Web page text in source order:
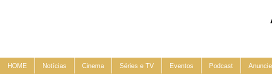
HOME Notícias Cinema Séries e TV Eventos Podcast Anuncie